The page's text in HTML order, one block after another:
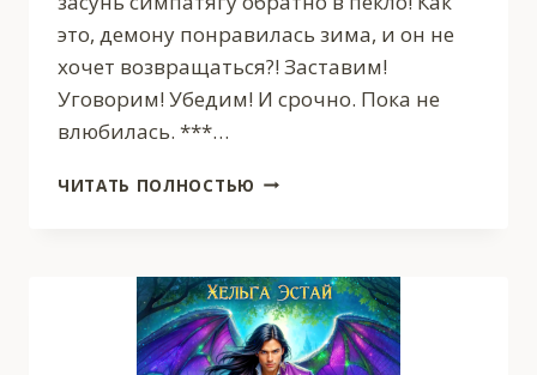
это, демону понравилась зима, и он не
хочет возвращаться?! Заставим!
Уговорим! Убедим! И срочно. Пока не
влюбилась. ***…
ЧИТАТЬ ПОЛНОСТЬЮ ГЛИНТВЕЙН